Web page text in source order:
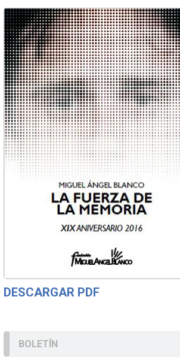
DESCARGAR PDF
BOLETÍN